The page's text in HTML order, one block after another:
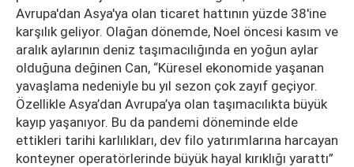
Avrupa'dan Asya'ya olan ticaret hattının yüzde 38'ine
karşılık geliyor. Olağan dönemde, Noel öncesi kasım ve
aralık aylarının deniz taşımacılığında en yoğun aylar
olduğuna değinen Can, “Küresel ekonomide yaşanan
yavaşlama nedeniyle bu yıl sezon çok zayıf geçiyor.
Özellikle Asya’dan Avrupa’ya olan taşımacılıkta büyük
kayıp yaşanıyor. Bu da pandemi döneminde elde
ettikleri tarihi karlılıkları, dev filo yatırımlarına harcayan
konteyner operatörlerinde büyük hayal kırıklığı yarattı”